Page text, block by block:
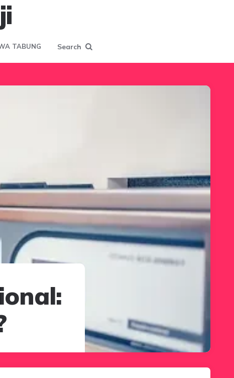
TABUNG Search